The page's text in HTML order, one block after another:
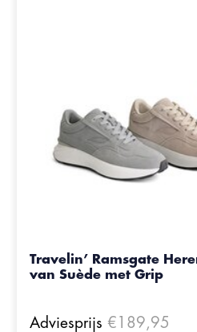
Travelin’ Ramsgate
van Suède met Grip
Adviesprijs €189,95